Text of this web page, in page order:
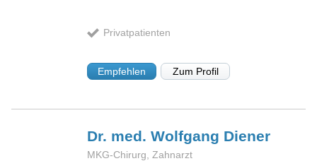
Privatpatienten
Empfehlen Zum Profil
Dr. med. Wolfgang Diener
MKG-Chirurg, Zahnarzt